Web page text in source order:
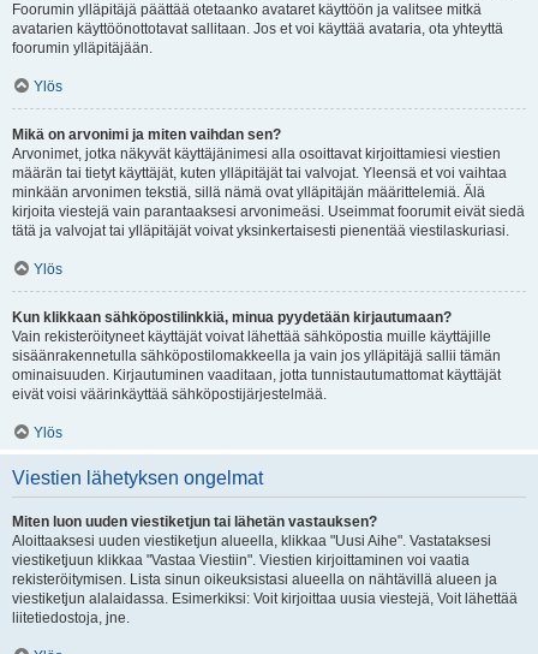
Foorumin ylläpitäjä päättää otetaanko avataret käyttöön ja valitsee mitkä
avatarien käyttöönottotavat sallitaan. Jos et voi käyttää avataria, ota yhteyttä
foorumin ylläpitäjään.
Ylös
Mikä on arvonimi ja miten vaihdan sen?
Arvonimet, jotka näkyvät käyttäjänimesi alla osoittavat kirjoittamiesi viestien
määrän tai tietyt käyttäjät, kuten ylläpitäjät tai valvojat. Yleensä et voi vaihtaa
minkään arvonimen tekstiä, sillä nämä ovat ylläpitäjän määrittelemiä. Älä
kirjoita viestejä vain parantaaksesi arvonimeäsi. Useimmat foorumit eivät siedä
tätä ja valvojat tai ylläpitäjät voivat yksinkertaisesti pienentää viestilaskuriasi.
Ylös
Kun klikkaan sähköpostilinkkiä, minua pyydetään kirjautumaan?
Vain rekisteröityneet käyttäjät voivat lähettää sähköpostia muille käyttäjille
sisäänrakennetulla sähköpostilomakkeella ja vain jos ylläpitäjä sallii tämän
ominaisuuden. Kirjautuminen vaaditaan, jotta tunnistautumattomat käyttäjät
eivät voisi väärinkäyttää sähköpostijärjestelmää.
Ylös
Viestien lähetyksen ongelmat
Miten luon uuden viestiketjun tai lähetän vastauksen?
Aloittaaksesi uuden viestiketjun alueella, klikkaa "Uusi Aihe". Vastataksesi
viestiketjuun klikkaa "Vastaa Viestiin". Viestien kirjoittaminen voi vaatia
rekisteröitymisen. Lista sinun oikeuksistasi alueella on nähtävillä alueen ja
viestiketjun alalaidassa. Esimerkiksi: Voit kirjoittaa uusia viestejä, Voit lähettää
liitetiedostoja, jne.